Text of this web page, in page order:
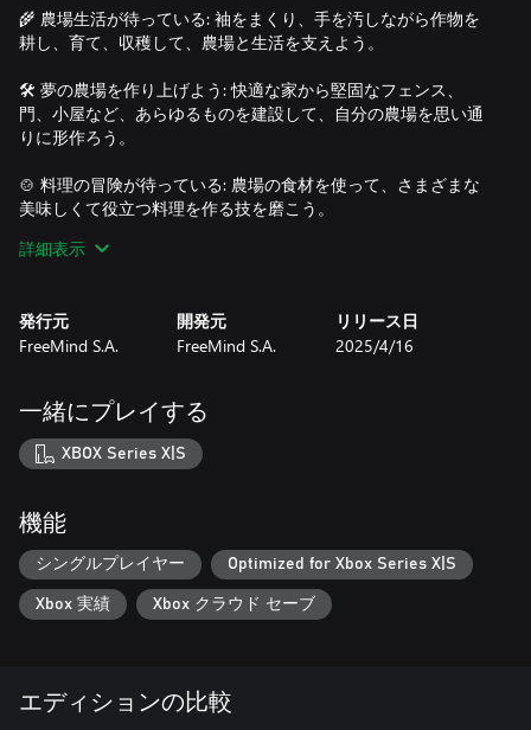
🌾 農場生活が待っている: 袖をまくり、手を汚しながら作物を
耕し、育て、収穫して、農場と生活を支えよう。
🛠️ 夢の農場を作り上げよう: 快適な家から堅固なフェンス、
門、小屋など、あらゆるものを建設して、自分の農場を思い通
りに形作ろう。
🍲 料理の冒険が待っている: 農場の食材を使って、さまざまな
美味しくて役立つ料理を作る技を磨こう。
🏹 スリルを求めて狩りに出よう: 狐、猪、鹿、さらには熊を狩
🪓 自然の恵みを集めよう: 野外に出て、木材、ラズベリー、ブ
ルーベリー、キノコ、卵、そしてハチの巣から蜂蜜を集めよ
🍾 作成、購入、販売、そしてアルコールを楽しもう: 自家製のア
ルコール飲料を醸造して販売し、蒸留所の達人になろう。自分
の労働の成果を楽しむことを忘れずに！
👰 愛と伴侶を見つけよう: 結婚式と共に結婚生活の喜びを体験
し、旅を共にする支え合う配偶者と過ごそう。
💰 繁栄のために取引しよう: 賑やかな交易市場でアイテムを売
買し、富を築いて農場を拡大しよう。
詳細表示
発行元
FreeMind S.A.
開発元
FreeMind S.A.
リリース日
2025/4/16
一緒にプレイする
XBOX Series X|S
機能
シングルプレイヤー Optimized for Xbox Series X|S
Xbox 実績 Xbox クラウド セーブ
エディションの比較